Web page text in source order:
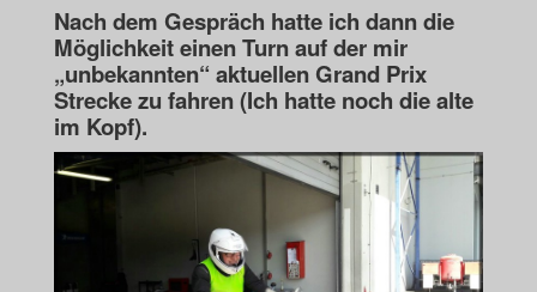
Nach dem Gespräch hatte ich dann die
Möglichkeit einen Turn auf der mir
„unbekannten“ aktuellenGrand Prix
Strecke zu fahren (Ich hatte noch die alte
im Kopf).